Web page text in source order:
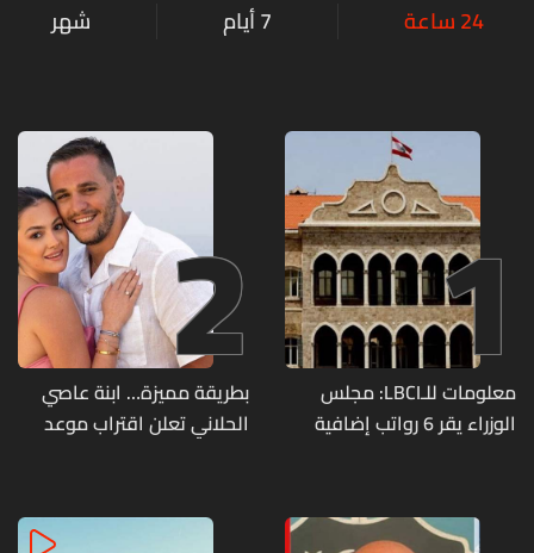
24 ساعة 7 أيام شهر
1
معلومات للـLBCI: مجلس
الوزراء يقر 6 رواتب إضافية
منذ آذار
2
بطريقة مميزة… ابنة عاصي
الحلاني تعلن اقتراب موعد